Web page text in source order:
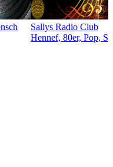
Sallys Radio Club
Hennef, 80er, Pop,